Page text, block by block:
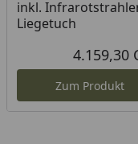
inkl.
Liegetuch
4.159,30
Zum Produkt